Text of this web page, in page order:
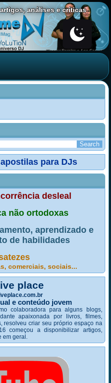
análises e críticas
para DJs
desleal
não ortodoxas
aprendizado e
de habilidades
comerciais, sociais...
place
e conteúdo jovem
colaboradora para alguns blogs,
apaixonada por livros, filmes,
resolveu criar seu próprio espaço na
começou a disponibilizar artigos,
em geral.